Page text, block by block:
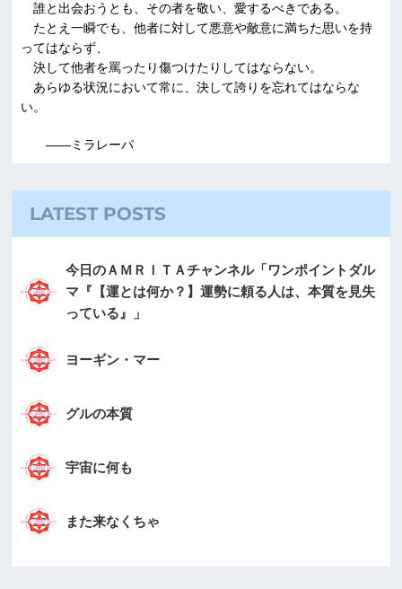
誰と出会おうとも、その者を敬い、愛するべきである。
たとえ一瞬でも、他者に対して悪意や敵意に満ちた思いを持
ってはならず、
決して他者を罵ったり傷つけたりしてはならない。
あらゆる状況において常に、決して誇りを忘れてはならな
い。
――ミラレーパ
LATEST POSTS
今日のＡＭＲＩＴＡチャンネル「ワンポイントダル
マ『【運とは何か？】運勢に頼る人は、本質を見失
っている』」
ヨーギン・マー
グルの本質
宇宙に何も
また来なくちゃ